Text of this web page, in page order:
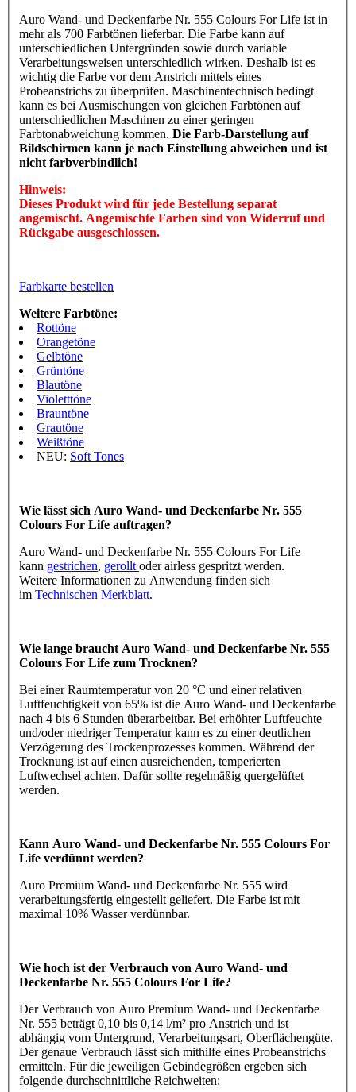
Auro Wand- und Deckenfarbe Nr. 555 Colours For Life ist in
mehr als 700 Farbtönen lieferbar. Die Farbe kann auf
unterschiedlichen Untergründen sowie durch variable
Verarbeitungsweisen unterschiedlich wirken. Deshalb ist es
wichtig die Farbe vor dem Anstrich mittels eines
Probeanstrichs zu überprüfen. Maschinentechnisch bedingt
kann es bei Ausmischungen von gleichen Farbtönen auf
unterschiedlichen Maschinen zu einer geringen
Farbtonabweichung kommen. Die Farb-Darstellung auf
Bildschirmen kann je nach Einstellung abweichen und ist
nicht farbverbindlich!
Hinweis:
Dieses Produkt wird für jede Bestellung separat
angemischt. Angemischte Farben sind von Widerruf und
Rückgabe ausgeschlossen.
Farbkarte bestellen
Weitere Farbtöne:
Rottöne
Orangetöne
Gelbtöne
Grüntöne
Blautöne
Violetttöne
Brauntöne
Grautöne
Weißtöne
NEU: Soft Tones
Wie lässt sich Auro Wand- und Deckenfarbe Nr. 555
Colours For Life auftragen?
Auro Wand- und Deckenfarbe Nr. 555 Colours For Life
kann gestrichen, gerollt oder airless gespritzt werden.
Weitere Informationen zu Anwendung finden sich
im Technischen Merkblatt.
Wie lange braucht Auro Wand- und Deckenfarbe Nr. 555
Colours For Life zum Trocknen?
Bei einer Raumtemperatur von 20 °C und einer relativen
Luftfeuchtigkeit von 65% ist die Auro Wand- und Deckenfarbe
nach 4 bis 6 Stunden überarbeitbar. Bei erhöhter Luftfeuchte
und/oder niedriger Temperatur kann es zu einer deutlichen
Verzögerung des Trockenprozesses kommen. Während der
Trocknung ist auf einen ausreichenden, temperierten
Luftwechsel achten. Dafür sollte regelmäßig quergelüftet
werden.
Kann Auro Wand- und Deckenfarbe Nr. 555 Colours For
Life verdünnt werden?
Auro Premium Wand- und Deckenfarbe Nr. 555 wird
verarbeitungsfertig eingestellt geliefert. Die Farbe ist mit
maximal 10% Wasser verdünnbar.
Wie hoch ist der Verbrauch von Auro Wand- und
Deckenfarbe Nr. 555 Colours For Life?
Der Verbrauch von Auro Premium Wand- und Deckenfarbe
Nr. 555 beträgt 0,10 bis 0,14 l/m² pro Anstrich und ist
abhängig vom Untergrund, Verarbeitungsart, Oberflächengüte.
Der genaue Verbrauch lässt sich mithilfe eines Probeanstrichs
ermitteln. Für die jeweiligen Gebindegrößen ergeben sich
folgende durchschnittliche Reichweiten: